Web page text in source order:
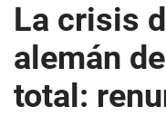
La crisis
alemán
total: